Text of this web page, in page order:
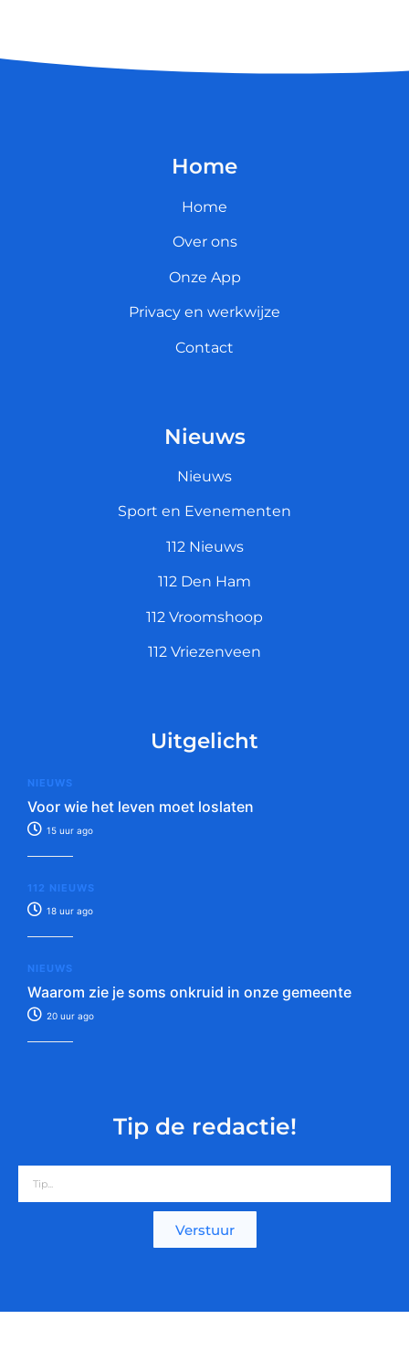
Home
Home
Over ons
Onze App
Privacy en werkwijze
Contact
Nieuws
Nieuws
Sport en Evenementen
112 Nieuws
112 Den Ham
112 Vroomshoop
112 Vriezenveen
Uitgelicht
NIEUWS
Voor wie het leven moet loslaten
15 uur ago
112 NIEUWS
18 uur ago
NIEUWS
Waarom zie je soms onkruid in onze gemeente
20 uur ago
Tip de redactie!
Verstuur